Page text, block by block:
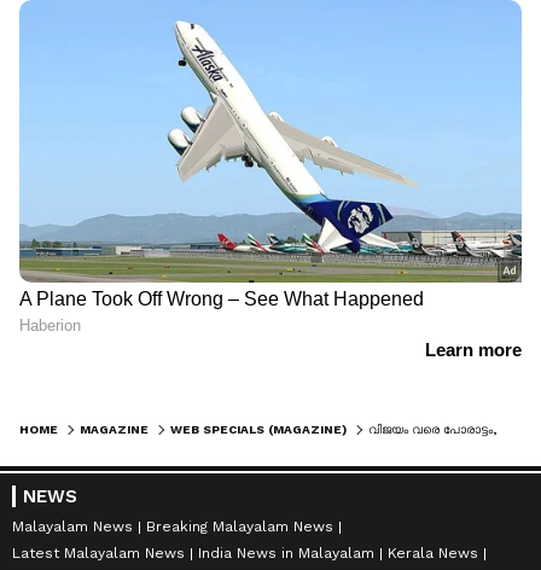
HOME MAGAZINE WEB SPECIALS (MAGAZINE)
NEWS
Malayalam News
Breaking Malayalam News
Latest Malayalam News
India News in Malayalam
Kerala News